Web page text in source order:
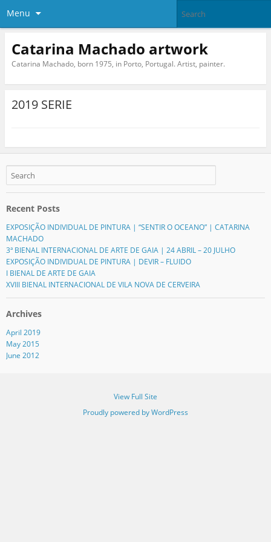
Menu
Catarina Machado artwork
Catarina Machado, born 1975, in Porto, Portugal. Artist, painter.
2019 SERIE
Recent Posts
EXPOSIÇÃO INDIVIDUAL DE PINTURA | “SENTIR O OCEANO” | CATARINA
MACHADO
3ª BIENAL INTERNACIONAL DE ARTE DE GAIA | 24 ABRIL – 20 JULHO
EXPOSIÇÃO INDIVIDUAL DE PINTURA | DEVIR – FLUIDO
I BIENAL DE ARTE DE GAIA
XVIII BIENAL INTERNACIONAL DE VILA NOVA DE CERVEIRA
Archives
April 2019
May 2015
June 2012
View Full Site
Proudly powered by WordPress